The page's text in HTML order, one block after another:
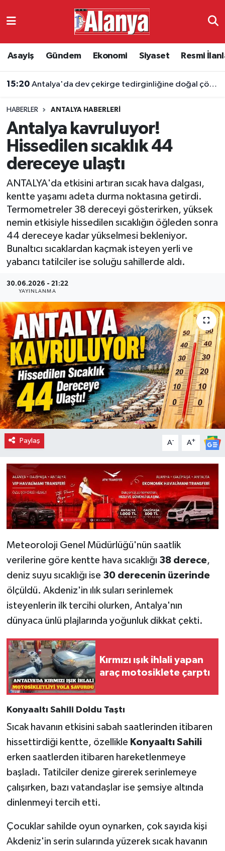
Asayiş Gündem Ekonomi Siyaset Resmi
15:20 Antalya'da dev çekirge tedirginliğine doğal çözüm
HABERLER ANTALYA HABERLERI
Antalya kavruluyor!
Hissedilen sıcaklık 44
dereceye ulaştı
ANTALYA'da etkisini artıran sıcak hava dalgası,
kentte yaşamı adeta durma noktasına getirdi.
Termometreler 38 dereceyi gösterirken, yüksek
nemin etkisiyle hissedilen sıcaklığın öğleden sonra
44 dereceye kadar yükselmesi bekleniyor.
Bunaltıcı sıcaklardan kaçmak isteyen yerli ve
yabancı tatilciler ise soluğu sahillerde aldı.
30.06.2026 - 21:22
YAYINLANMA
Paylaş A- A+
Meteoroloji Genel Müdürlüğü'nün saatlik
verilerine göre kentte hava sıcaklığı 38 derece,
deniz suyu sıcaklığı ise 30 derecenin üzerinde
ölçüldü. Akdeniz'in ılık suları serinlemek
isteyenlerin ilk tercihi olurken, Antalya'nın
dünyaca ünlü plajlarında yoğunluk dikkat çekti.
Kırmızı ışık ihlali yapan
araç motosiklete çarptı
Konyaaltı Sahili Doldu Taştı
Sıcak havanın etkisini sabah saatlerinden itibaren
hissettirdiği kentte, özellikle Konyaaltı Sahili
erken saatlerden itibaren hareketlenmeye
başladı. Tatilciler denize girerek serinlemeye
çalışırken, bazı vatandaşlar ise şemsiye altında
dinlenmeyi tercih etti.
Çocuklar sahilde oyun oynarken, çok sayıda kişi
Akdeniz'in serin sularında yüzerek sıcak havanın
Ekonomi
Resmi İlanlar
Alanyaspor
Turizm
E-Gazete
Antalya Namaz Vakitleri
Süper Lig Puan Durumu ve Fikstür
Tüm Manşetler
Son Dakika Haberleri
Haber Arşivi